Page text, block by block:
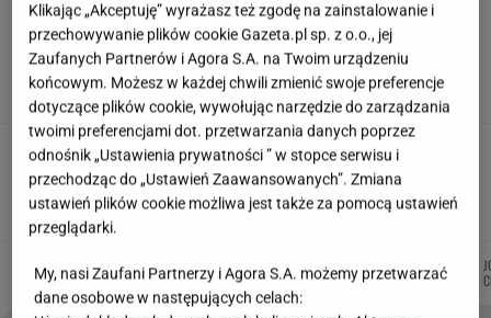
"Wymieniłam mojego byłego na
jego wujka milionera". Tak wciągają
mikrodramy
SUBSKRYPCJA
Jeździłem autem z paliwem, które
może zastąpić diesla. Frytura i olej roślinny
TOMASZ OKUROWSKI
Autorzy:
WIKTORIA
BECZEK
AGNIESZKA
NIEDZIAŁEK
MICHAŁ
TRELA
ŁUKASZ
JACHIMIAK
Klikając „Akceptuję” wyrażasz też zgodę na zainstalowanie i
przechowywanie plików cookie Gazeta.pl sp. z o.o., jej
Zaufanych Partnerów i Agora S.A. na Twoim urządzeniu
końcowym. Możesz w każdej chwili zmienić swoje preferencje
dotyczące plików cookie, wywołując narzędzie do zarządzania
twoimi preferencjami dot. przetwarzania danych poprzez
odnośnik „Ustawienia prywatności ” w stopce serwisu i
przechodząc do „Ustawień Zaawansowanych”. Zmiana
ustawień plików cookie możliwa jest także za pomocą ustawień
przeglądarki.
My, nasi Zaufani Partnerzy i Agora S.A. możemy przetwarzać
dane osobowe w następujących celach: